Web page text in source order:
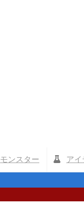
モンスター アイ